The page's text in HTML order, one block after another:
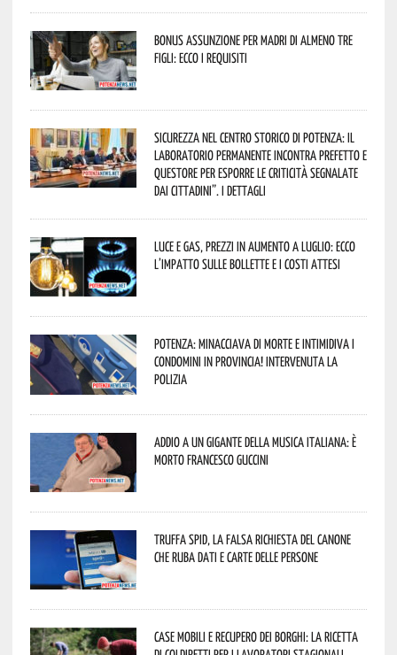
Bonus assunzione per madri di almeno tre
figli: ecco i requisiti
Sicurezza nel Centro Storico di Potenza: il
Laboratorio Permanente incontra Prefetto e
Questore per esporre le criticità segnalate
dai cittadini”. I dettagli
Luce e gas, prezzi in aumento a luglio: ecco
l’impatto sulle bollette e i costi attesi
Potenza: minacciava di morte e intimidiva i
condomini in provincia! Intervenuta la
Polizia
Addio a un gigante della musica italiana: è
morto Francesco Guccini
Truffa Spid, la falsa richiesta del canone
che ruba dati e carte delle persone
Case mobili e recupero dei borghi: la ricetta